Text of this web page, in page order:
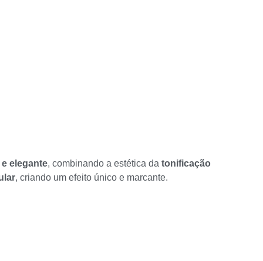
elegante, combinando a estética da tonificação
, criando um efeito único e marcante.